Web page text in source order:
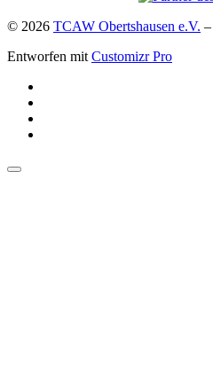
© 2026 TCAW Obertshausen e.V. –
Entworfen mit Customizr Pro